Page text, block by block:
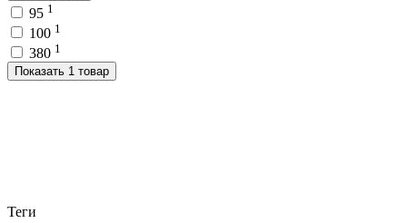
95 1
100 1
380 1
Показать 1 товар
Теги